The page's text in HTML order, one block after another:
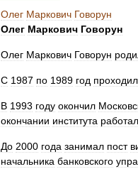
Олег Маркович Говорун
Олег Маркович Говорун
Олег Маркович Говорун
С 1987 по 1989 год проходил
В 1993 году окончил
окончании института работал
До 2000 года занимал пост
начальника банковского